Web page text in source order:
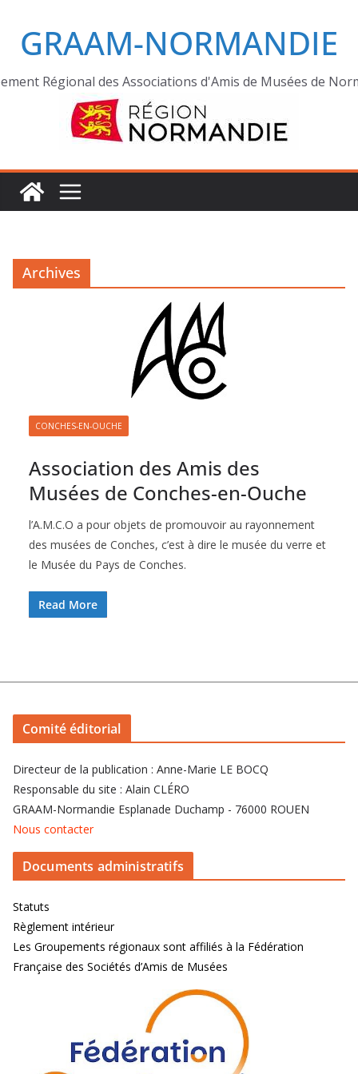
GRAAM-NORMANDIE
Régional des Associations d'Amis de Musées de
Archives
CONCHES-EN-OUCHE
Association des Amis des
Musées de Conches-en-Ouche
l’A.M.C.O a pour objets de promouvoir au rayonnement
des musées de Conches, c’est à dire le musée du verre et
le Musée du Pays de Conches.
Read More
Comité éditorial
Directeur de la publication : Anne-Marie LE BOCQ
Responsable du site : Alain CLÉRO
GRAAM-Normandie Esplanade Duchamp - 76000 ROUEN
Nous contacter
Documents administratifs
Statuts
Règlement intérieur
Les Groupements régionaux sont affiliés à la Fédération
Française des Sociétés d’Amis de Musées